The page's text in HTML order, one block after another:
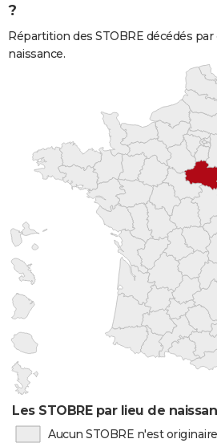
?
Répartition des STOBRE décédés
naissance.
Les STOBRE par lieu de
Aucun STOBRE n'est